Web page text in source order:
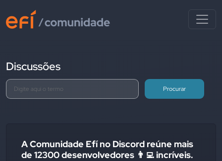
Discussões
Procurar
A Comunidade Efí no Discord reúne mais
de 12300 desenvolvedores 👨‍💻 incríveis.